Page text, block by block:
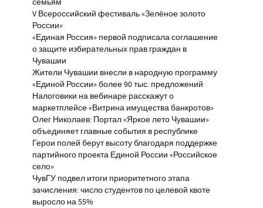
семьям
V Всероссийский фестиваль «Зелёное золото
России»
«Единая Россия» первой подписала соглашение
о защите избирательных прав граждан в
Чувашии
Жители Чувашии внесли в народную программу
«Единой России» более 90 тыс. предложений
Налоговики на вебинаре расскажут о
маркетплейсе «Витрина имущества банкротов»
Олег Николаев: Портал «Яркое лето Чувашии»
объединяет главные события в республике
Герои полей берут высоту благодаря поддержке
партийного проекта Единой России «Российское
село»
ЧувГУ подвел итоги приоритетного этапа
зачисления: число студентов по целевой квоте
выросло на 55%